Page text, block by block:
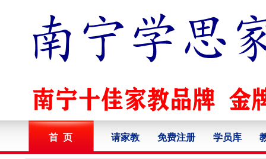
首 页 请家教 免费注册 学员库